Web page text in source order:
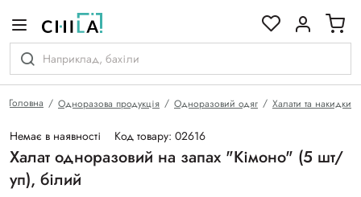
Головна Одноразова продукція Одноразовий одяг Халати та накидки
Немає в наявності Код товару: 02616
Халат одноразовий на запах "Кімоно" (5 шт/
уп), білий
гамі